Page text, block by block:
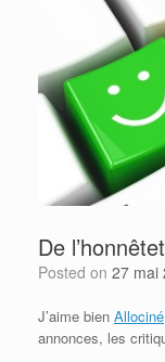
De
Posted on 27 mai
J’aime bien Allociné
annonces, les